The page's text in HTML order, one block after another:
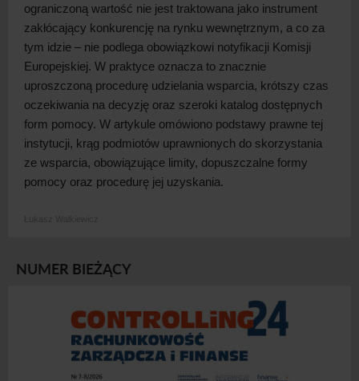
ograniczoną wartość nie jest traktowana jako instrument
zakłócający konkurencję na rynku wewnętrznym, a co za
tym idzie – nie podlega obowiązkowi notyfikacji Komisji
Europejskiej. W praktyce oznacza to znacznie
uproszczoną procedurę udzielania wsparcia, krótszy czas
oczekiwania na decyzję oraz szeroki katalog dostępnych
form pomocy. W artykule omówiono podstawy prawne tej
instytucji, krąg podmiotów uprawnionych do skorzystania
ze wsparcia, obowiązujące limity, dopuszczalne formy
pomocy oraz procedurę jej uzyskania.
NUMER BIEŻĄCY